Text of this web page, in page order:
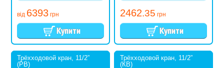
від 6393 грн 2462.35 грн
Трёхходовой кран, 11/2”
(РВ)
Трёхходовой кран, 11/2”
(КВ)